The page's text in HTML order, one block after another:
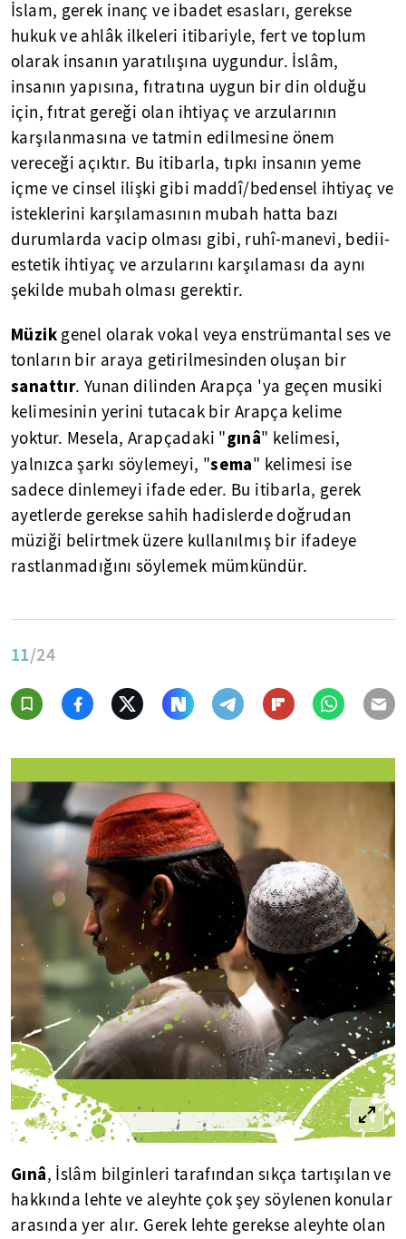
İslam, gerek inanç ve ibadet esasları, gerekse
hukuk ve ahlâk ilkeleri itibariyle, fert ve toplum
olarak insanın yaratılışına uygundur. İslâm,
insanın yapısına, fıtratına uygun bir din olduğu
için, fıtrat gereği olan ihtiyaç ve arzularının
karşılanmasına ve tatmin edilmesine önem
vereceği açıktır. Bu itibarla, tıpkı insanın yeme
içme ve cinsel ilişki gibi maddî/bedensel ihtiyaç ve
isteklerini karşılamasının mubah hatta bazı
durumlarda vacip olması gibi, ruhî-manevi, bedii-
estetik ihtiyaç ve arzularını karşılaması da aynı
şekilde mubah olması gerektir.
Müzikgenel olarak vokal veya enstrümantal ses ve
tonların bir araya getirilmesinden oluşan bir
sanattır. Yunan dilinden Arapça 'ya geçen musiki
kelimesinin yerini tutacak bir Arapça kelime
yoktur. Mesela, Arapçadaki "gınâ" kelimesi,
yalnızca şarkı söylemeyi, "sema" kelimesi ise
sadece dinlemeyi ifade eder. Bu itibarla, gerek
ayetlerde gerekse sahih hadislerde doğrudan
müziği belirtmek üzere kullanılmış bir ifadeye
rastlanmadığını söylemek mümkündür.
11/24
Gınâ, İslâm bilginleri tarafından sıkça tartışılan ve
hakkında lehte ve aleyhte çok şey söylenen konular
arasında yer alır. Gerek lehte gerekse aleyhte olan